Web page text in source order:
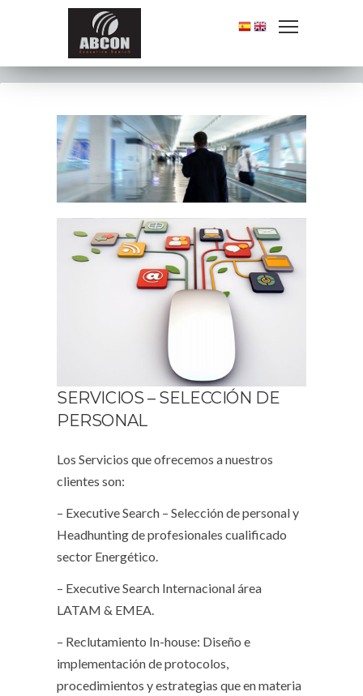
SERVICIOS – SELECCIÓN DE
PERSONAL
Los Servicios que ofrecemos a nuestros
clientes son:
– Executive Search – Selección de personal y
Headhunting de profesionales cualificado
sector Energético.
– Executive Search Internacional área
LATAM & EMEA.
– Reclutamiento In-house: Diseño e
implementación de protocolos,
procedimientos y estrategias que en materia